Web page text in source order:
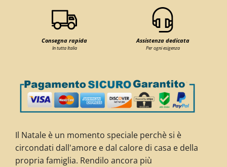
Consegna rapida
In tutta Italia
Assistenza dedicata
Per ogni esigenza
Il Natale è un momento speciale perchè si è
circondati dall'amore e dal calore di casa e della
propria famiglia. Rendilo ancora più